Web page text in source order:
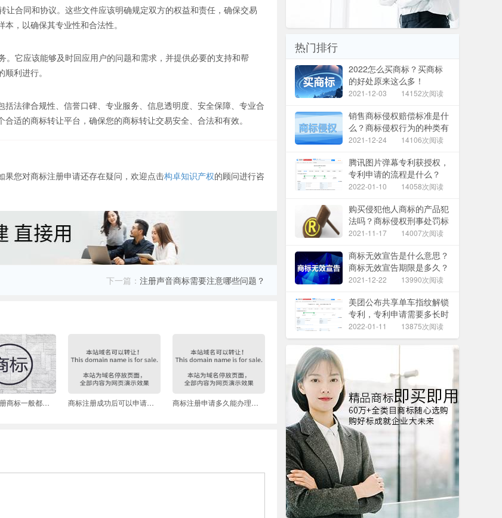
合同和协议。这些文件应该明确规定双方的权益和责任，确保交易
，以确保其专业性和合法性。
它应该能够及时回应用户的问题和需求，并提供必要的支持和帮
利进行。
法律合规性、信誉口碑、专业服务、信息透明度、安全保障、专业合
适的商标转让平台，确保您的商标转让交易安全、合法和有效。
您对商标注册申请还存在疑问，欢迎点击构卓知识产权的顾问进行咨
下一篇： 注册声音商标需要注意哪些问题？
餐饮企业注册商标一般都有哪类？餐饮商标侵权如何认定？ 商标注册成功后可以申请更改吗 商标注册申请多久能办理完毕
热门排行
2022怎么买商标？买商标
的好处原来这么多！
2021-12-03 14152次阅读
销售商标侵权赔偿标准是什
么？商标侵权行为的种类有
哪些？
2021-12-24 14106次阅读
腾讯图片弹幕专利获授权，
专利申请的流程是什么？
2022-01-10 14058次阅读
购买侵犯他人商标的产品犯
法吗？商标侵权刑事处罚标
准是什么？
2021-11-17 14007次阅读
商标无效宣告是什么意思？
商标无效宣告期限是多久？
2021-12-22 13990次阅读
美团公布共享单车指纹解锁
专利，专利申请需要多长时
间？
2022-01-11 13875次阅读